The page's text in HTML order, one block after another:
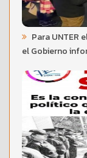
Para UNTER
el Gobierno